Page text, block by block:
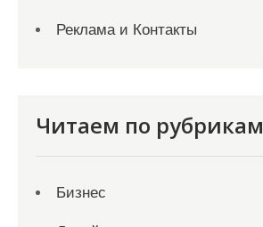
Реклама и Контакты
Читаем по рубрикам
Бизнес